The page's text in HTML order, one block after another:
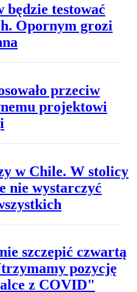
będzie testować
Opornym grozi
przeciw
projektowi
w Chile. W stolicy
nie wystarczyć
szczepić czwartą
pozycję
z COVID"